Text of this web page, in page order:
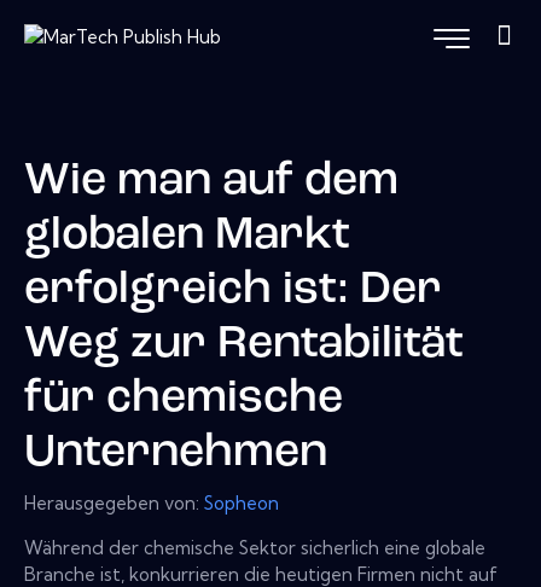
Wie man auf dem
globalen Markt
erfolgreich ist: Der
Weg zur Rentabilität
für chemische
Unternehmen
Herausgegeben von: Sopheon
Während der chemische Sektor sicherlich eine globale
Branche ist, konkurrieren die heutigen Firmen nicht auf